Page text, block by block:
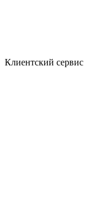
Клиентский сервис